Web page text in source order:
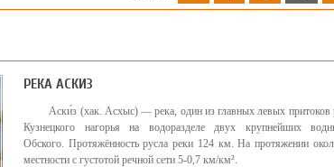
РЕКА АСКИЗ
Аски́з (хак. Асхыс) — река, один из главных левых притоков
Кузнецкого нагорья на водоразделе двух крупнейших
Обского. Протяжённость русла реки 124 км. На протяжении
местности с густотой речной сети 5-0,7 км/км².